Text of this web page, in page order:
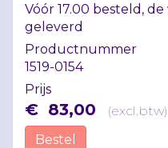
Vóór 17.00 besteld,
geleverd
Productnummer
1519-0154
Prijs
€ 83,00 (excl.btw)
Bestel